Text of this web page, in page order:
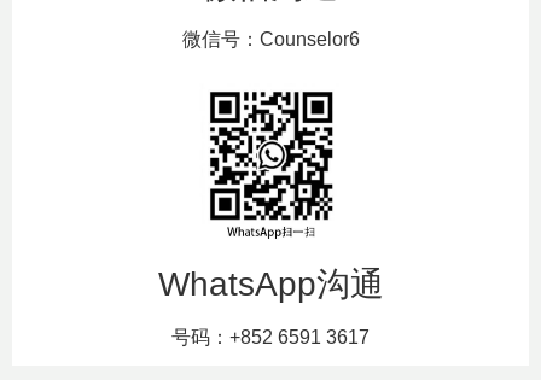
微信号：Counselor6
WhatsApp沟通
号码：+852 6591 3617